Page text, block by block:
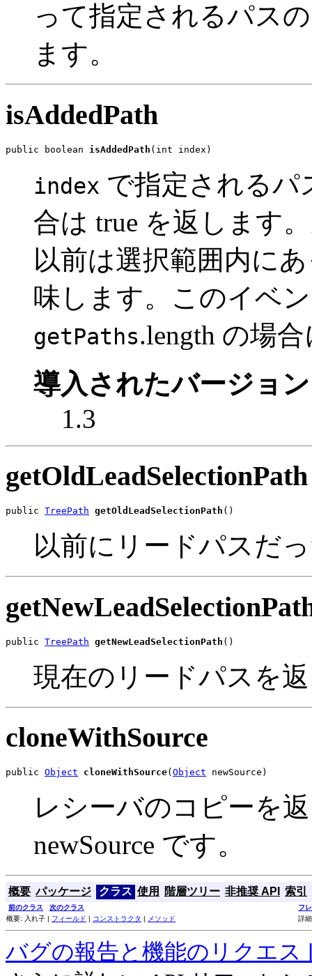
って指定されるパス
ます。
isAddedPath
public boolean isAddedPath (int index)
index で指定されるパ
合は true を返します
以前は選択範囲内に
味します。このイベ
getPaths.length の場
導入されたバージョ
1.3
getOldLeadSelectionPath
public TreePath getOldLeadSelectionPath ()
以前にリードパスだ
public TreePath getNewLeadSelectionPath ()
現在のリードパスを
cloneWithSource
public Object cloneWithSource( Object newSource)
レシーバのコピーを
newSource です。
概要 パッケージ クラス 使用 階層ツリー 非推奨 API 索引
前のクラス 次のクラス
フ
概要: 入れ子 | フィールド | コンストラクタ | メソッド 詳
バグの報告と機能のリクエス